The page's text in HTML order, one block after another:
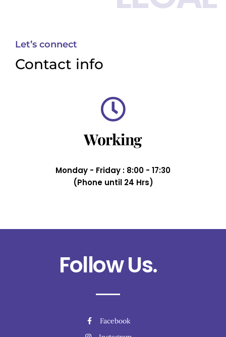
Let’s connect
Contact info
Working
Monday - Friday : 8:00 - 17:30
(Phone until 24 Hrs)
Follow Us.
Facebook